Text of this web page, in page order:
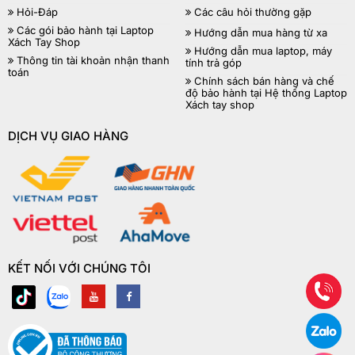
Hỏi-Đáp
Các gói bảo hành tại Laptop
Xách Tay Shop
Thông tin tài khoản nhận thanh
toán
Các câu hỏi thường gặp
Hướng dẫn mua hàng từ xa
Hướng dẫn mua laptop, máy
tính trả góp
Chính sách bán hàng và chế
độ bảo hành tại Hệ thống Laptop
Xách tay shop
DỊCH VỤ GIAO HÀNG
KẾT NỐI VỚI CHÚNG TÔI